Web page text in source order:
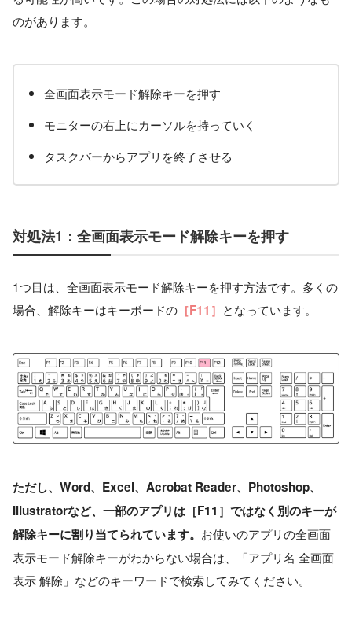
のがあります。
全画面表示モード解除キーを押す
モニターの右上にカーソルを持っていく
タスクバーからアプリを終了させる
対処法1：全画面表示モード解除キーを押す
1つ目は、全画面表示モード解除キーを押す方法です。多くの
場合、解除キーはキーボードの ［F11］ となっています。
ただし、Word、Excel、Acrobat Reader、Photoshop、
Illustratorなど、一部のアプリは［F11］ではなく別のキーが
解除キーに割り当てられています。 お使いのアプリの全画面
表示モード解除キーがわからない場合は、「アプリ名 全画面
表示 解除」などのキーワードで検索してみてください。